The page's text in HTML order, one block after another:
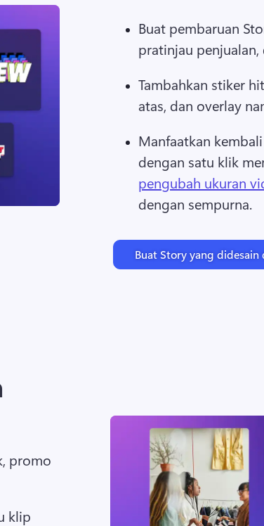
Buat pembaruan
pratinjau
Tambahkan stiker
atas, dan overlay
Manfaatkan
dengan satu klik
pengubah ukuran
dengan sempurna.
Buat Story yang didesain
promo
klip